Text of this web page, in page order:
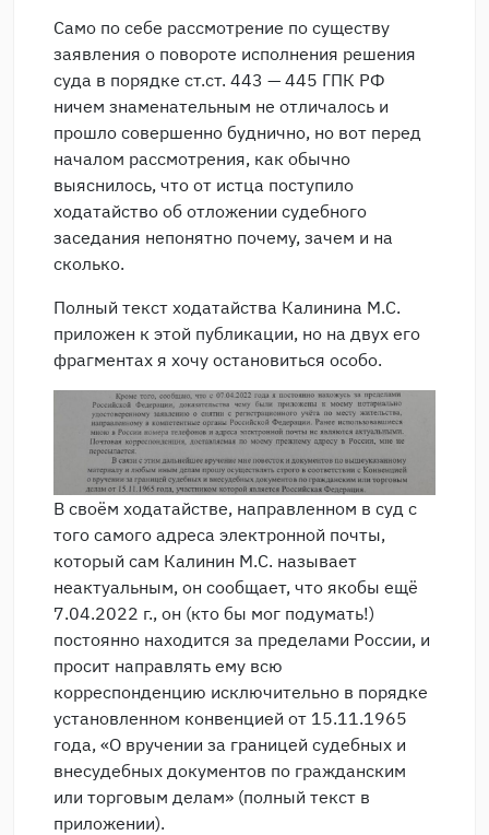
Само по себе рассмотрение по существу
заявления о повороте исполнения решения
суда в порядке ст.ст. 443 — 445 ГПК РФ
ничем знаменательным не отличалось и
прошло совершенно буднично, но вот перед
началом рассмотрения, как обычно
выяснилось, что от истца поступило
ходатайство об отложении судебного
заседания непонятно почему, зачем и на
сколько.
Полный текст ходатайства Калинина М.С.
приложен к этой публикации, но на двух его
фрагментах я хочу остановиться особо.
В своём ходатайстве, направленном в суд с
того самого адреса электронной почты,
который сам Калинин М.С. называет
неактуальным, он сообщает, что якобы ещё
7.04.2022 г., он (кто бы мог подумать!)
постоянно находится за пределами России, и
просит направлять ему всю
корреспонденцию исключительно в порядке
установленном конвенцией от 15.11.1965
года, «О вручении за границей судебных и
внесудебных документов по гражданским
или торговым делам» (полный текст в
приложении).